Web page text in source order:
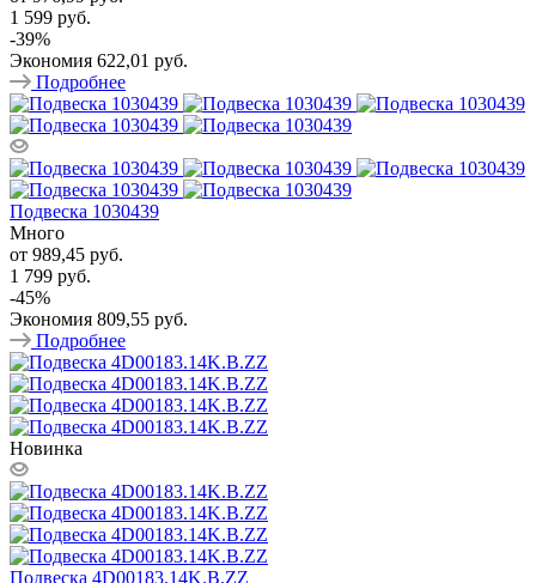
1 599 руб.
-39%
Экономия 622,01 руб.
Подробнее
Подвеска 1030439
Много
от 989,45 руб.
1 799 руб.
-45%
Экономия 809,55 руб.
Подробнее
Новинка
Подвеска 4D00183.14K.B.ZZ